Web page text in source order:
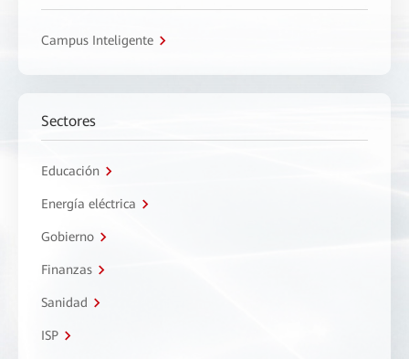
Campus Inteligente
Sectores
Educación
Energía eléctrica
Gobierno
Finanzas
Sanidad
ISP